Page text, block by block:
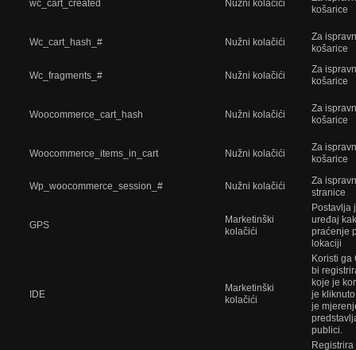
wc_cart_created Nužni kolačići
košarice
Wc_cart_hash_# Nužni kolačići
Za
košarice
Wc_fragments_# Nužni kolačići
Za
košarice
Woocommerce_cart_hash Nužni kolačići
Za
košarice
Woocommerce_items_in_cart Nužni kolačići
Za
košarice
Wp_woocommerce_session_# Nužni kolačići
Za
stranice
GPS
Marketinški
kolačići
Postavlja
uređaj
praćenje
lokaciji
IDE
Marketinški
kolačići
Koristi ga
bi
koje je
je
je
publici.